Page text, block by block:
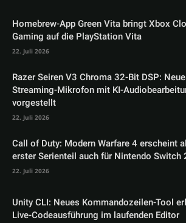
Homebrew-App Green Vita bringt Xbox
Gaming auf die PlayStation Vita
22. Juli 2026
Razer Seiren V3 Chroma 32-Bit DSP:
Streaming-Mikrofon mit KI-
vorgestellt
22. Juli 2026
Call of Duty: Modern Warfare 4 erscheint
erster Serienteil auch für Nintendo Switch
22. Juli 2026
Unity CLI: Neues Kommandozeilen-Tool
Live-Codeausführung im laufenden Editor